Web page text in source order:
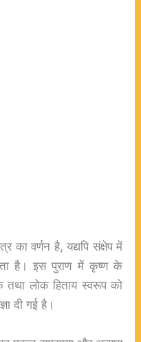
का वर्णन है, यद्यपि संक्षेप में
है। इस पुराण में कृष्ण के
तथा लोक हिताय स्वरूप को
दी गई है।